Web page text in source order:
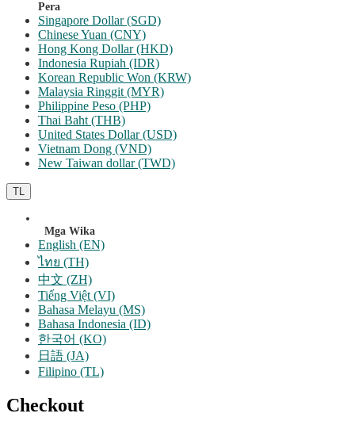
Pera
Singapore Dollar (SGD)
Chinese Yuan (CNY)
Hong Kong Dollar (HKD)
Indonesia Rupiah (IDR)
Korean Republic Won (KRW)
Malaysia Ringgit (MYR)
Philippine Peso (PHP)
Thai Baht (THB)
United States Dollar (USD)
Vietnam Dong (VND)
New Taiwan dollar (TWD)
TL
Mga Wika
English (EN)
ไทย (TH)
中文 (ZH)
Tiếng Việt (VI)
Bahasa Melayu (MS)
Bahasa Indonesia (ID)
한국어 (KO)
日語 (JA)
Filipino (TL)
Checkout